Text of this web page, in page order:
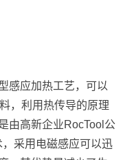
感应加热工艺，可以
，利用热传导的原理
由高新企业RocTool公
采用电磁感应可以迅